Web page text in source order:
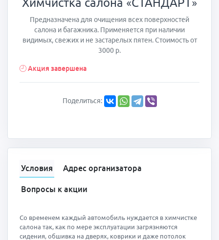
Предназначена для очищения всех поверхностей
салона и багажника. Применяется при наличии
видимых, свежих и не застарелых пятен. Стоимость от
3000 р.
Акция завершена
Поделиться:
Условия Адрес организатора
Вопросы к акции
Со временем каждый автомобиль нуждается в химчистке
салона так, как по мере эксплуатации загрязняются
сидения, обшивка на дверях, коврики и даже потолок